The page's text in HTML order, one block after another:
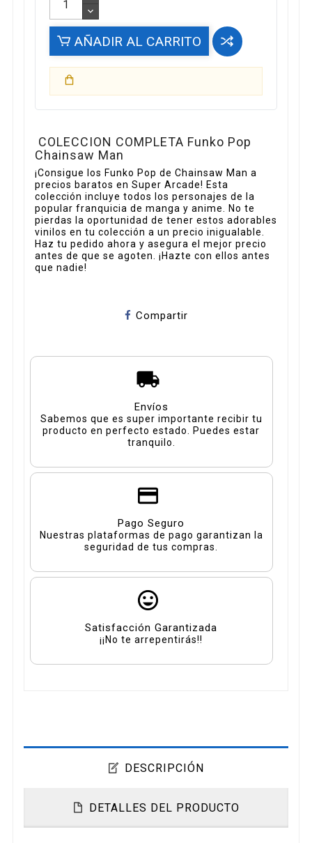
AÑADIR AL CARRITO
COLECCION COMPLETA Funko Pop
Chainsaw Man
¡Consigue los Funko Pop de Chainsaw Man a
precios baratos en Super Arcade! Esta
colección incluye todos los personajes de la
popular franquicia de manga y anime. No te
pierdas la oportunidad de tener estos adorables
vinilos en tu colección a un precio inigualable.
Haz tu pedido ahora y asegura el mejor precio
antes de que se agoten. ¡Hazte con ellos antes
que nadie!
Compartir
Envíos
Sabemos que es super importante recibir tu
producto en perfecto estado. Puedes estar
tranquilo.
Pago Seguro
Nuestras plataformas de pago garantizan la
seguridad de tus compras.
Satisfacción Garantizada
¡¡No te arrepentirás!!
DESCRIPCIÓN
DETALLES DEL PRODUCTO